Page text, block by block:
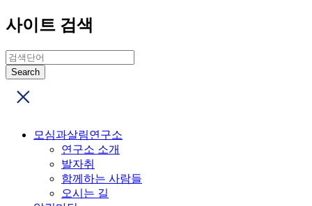
사이트 검색
모심과살림연구소
연구소 소개
발자취
함께하는 사람들
오시는 길